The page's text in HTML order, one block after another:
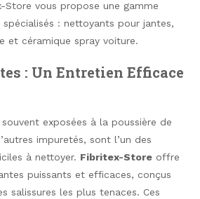
Store vous propose une gamme
: nettoyants pour jantes,
et céramique spray voiture.
: Un Entretien Efficace
exposées à la poussière de
impuretés, sont l’un des
à nettoyer. Fibritex-Store offre
puissants et efficaces, conçus
salissures les plus tenaces. Ces